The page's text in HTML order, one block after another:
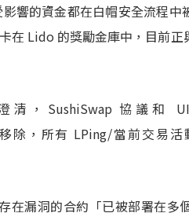
響的資金都在白帽安全流程中
在 Lido 的獎勵金庫中，目前正
清，SushiSwap 協議和
除，所有 LPing/當前交易活
在漏洞的合約「已被部署在多